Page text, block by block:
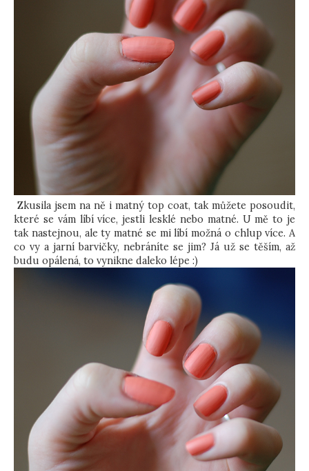
Zkusila jsem na ně i matný top coat, tak můžete posoudit,
které se vám líbí více, jestli lesklé nebo matné. U mě to je
tak nastejnou, ale ty matné se mi líbí možná o chlup více. A
co vy a jarní barvičky, nebráníte se jim? Já už se těším, až
budu opálená, to vynikne daleko lépe :)